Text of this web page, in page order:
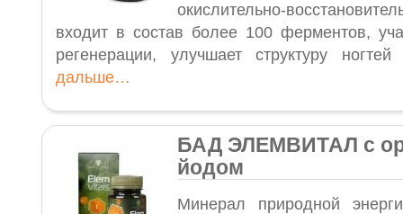
окислительно-
входит в состав более 100 ферментов,
регенерации, улучшает структуру
дальше…
БАД ЭЛЕМВИТАЛ с
йодом
Минерал природной